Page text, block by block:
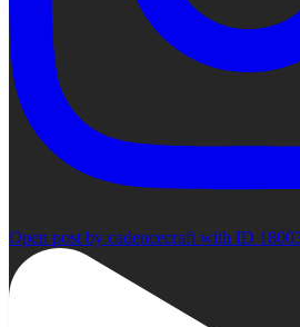
Open post by cadencecraft with ID